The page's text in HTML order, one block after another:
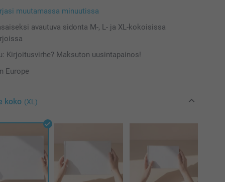
muutamassa minuutissa
avautuva sidonta M-, L- ja XL-kokoisissa
Kirjoitusvirhe? Maksuton uusintapainos!
Europe
koko (XL)